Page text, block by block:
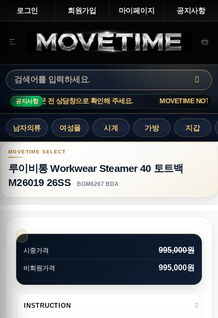
로그인 회원가입 마이페이지 공지사항
공지사항
로 확인해 주세요. MOVETIME NOTICE · 인기 상품은 재고 변동
남자의류 여성몰 시계 가방 지갑
루이비통 Workwear Steamer 40 토트백 M26019
루이비통 Workwear Steamer 40 토트백
M26019 26SS
BGM6267 BDA
시중가격 995,000원
비회원가격 995,000원
INSTRUCTION